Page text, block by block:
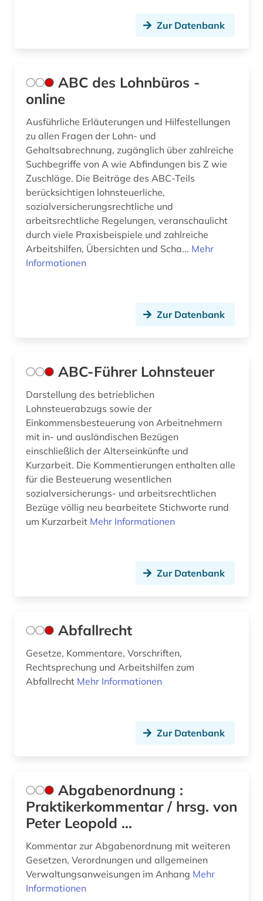
aufsatzsammlung (1)
ausbildung (1)
ausland (1)
ausländer (1)
ausländerrecht (6)
ausländisches recht (3)
aussenwirtschaft (1)
australasien (1)
australien (3)
außenpolitik (4)
außenwirtschaft (1)
baden-württemberg (11)
bande (1)
bandenkriminalität (1)
bankenaufsichtsrecht (1)
bankenrecht (1)
baubetrieb (1)
baukostenermittlung (1)
bayern (11)
bayern. bayerische staatsregierung (1)
finanzen (1)
Suedosteuropa (1)
Tschechische Republik (2)
Tuerkei (2)
USA (29)
Vatikanstadt (1)
Zur Datenbank
ABC des Lohnbüros -
online
Ausführliche Erläuterungen und Hilfestellungen
zu allen Fragen der Lohn- und
Gehaltsabrechnung, zugänglich über zahlreiche
Suchbegriffe von A wie Abfindungen bis Z wie
Zuschläge. Die Beiträge des ABC-Teils
berücksichtigen lohnsteuerliche,
sozialversicherungsrechtliche und
arbeitsrechtliche Regelungen, veranschaulicht
durch viele Praxisbeispiele und zahlreiche
Arbeitshilfen, Übersichten und Scha... Mehr
Informationen
Zur Datenbank
ABC-Führer Lohnsteuer
Darstellung des betrieblichen
Lohnsteuerabzugs sowie der
Einkommensbesteuerung von Arbeitnehmern
mit in- und ausländischen Bezügen
einschließlich der Alterseinkünfte und
Kurzarbeit. Die Kommentierungen enthalten alle
für die Besteuerung wesentlichen
sozialversicherungs- und arbeitsrechtlichen
Bezüge völlig neu bearbeitete Stichworte rund
um Kurzarbeit Mehr Informationen
Zur Datenbank
Abfallrecht
Gesetze, Kommentare, Vorschriften,
Rechtsprechung und Arbeitshilfen zum
Abfallrecht Mehr Informationen
Zur Datenbank
Abgabenordnung :
Praktikerkommentar / hrsg. von
Peter Leopold ...
Kommentar zur Abgabenordnung mit weiteren
Gesetzen, Verordnungen und allgemeinen
Verwaltungsanweisungen im Anhang Mehr
Informationen